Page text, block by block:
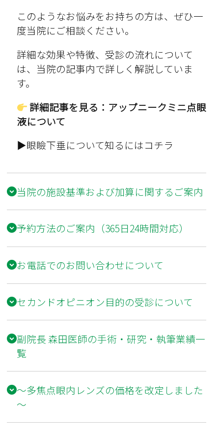
このようなお悩みをお持ちの方は、ぜひ一
度当院にご相談ください。
詳細な効果や特徴、受診の流れについて
は、当院の記事内で詳しく解説していま
す。
詳細記事を見る：アップニークミニ点眼
液について
▶眼瞼下垂について知るにはコチラ
当院の施設基準および加算に関するご案内
予約方法のご案内（365日24時間対応）
お電話でのお問い合わせについて
セカンドオピニオン目的の受診について
副院長 森田医師の手術・研究・執筆業績一
覧
～多焦点眼内レンズの価格を改定しました
～